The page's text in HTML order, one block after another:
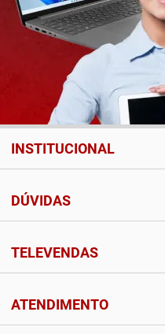
INSTITUCIONAL
DÚVIDAS
TELEVENDAS
ATENDIMENTO